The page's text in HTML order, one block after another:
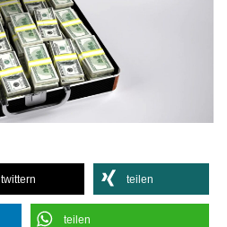
twittern teilen
teilen